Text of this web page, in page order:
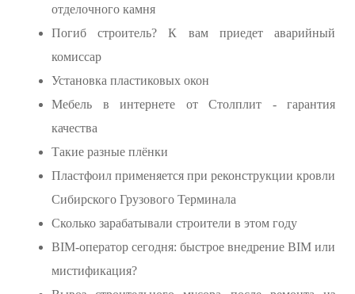
отделочного камня
Погиб строитель? К вам приедет аварийный
комиссар
Установка пластиковых окон
Мебель в интернете от Столплит - гарантия
качества
Такие разные плёнки
Пластфоил применяется при реконструкции кровли
Сибирского Грузового Терминала
Сколько зарабатывали строители в этом году
BIM-оператор сегодня: быстрое внедрение BIM или
мистификация?